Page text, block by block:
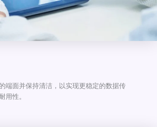
端面并保持清洁，以实现更稳定的数据传
用性。